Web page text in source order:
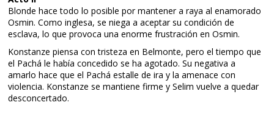
Blonde hace todo lo posible por mantener a raya al enamorado
Osmin. Como inglesa, se niega a aceptar su condición de
esclava, lo que provoca una enorme frustración en Osmin.
Konstanze piensa con tristeza en Belmonte, pero el tiempo que
el Pachá le había concedido se ha agotado. Su negativa a
amarlo hace que el Pachá estalle de ira y la amenace con
violencia. Konstanze se mantiene firme y Selim vuelve a quedar
desconcertado.